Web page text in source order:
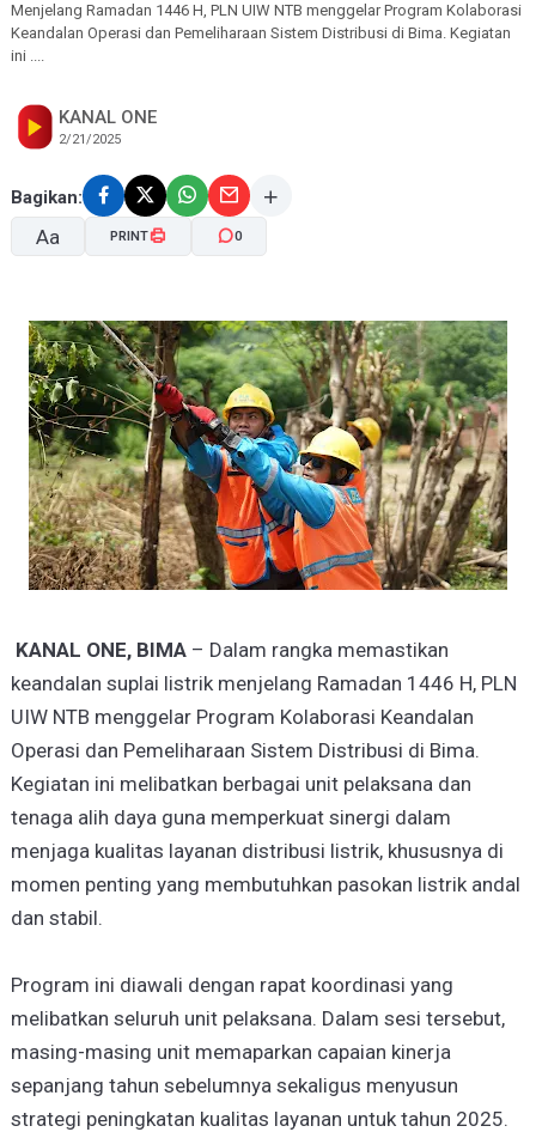
Menjelang Ramadan 1446 H, PLN UIW NTB menggelar Program Kolaborasi
Keandalan Operasi dan Pemeliharaan Sistem Distribusi di Bima. Kegiatan
ini ....
KANAL ONE
2/21/2025
Bagikan:
Aa
A- A+
PRINT 0
KANAL ONE, BIMA– Dalam rangka memastikan
keandalan suplai listrik menjelang Ramadan 1446 H, PLN
UIW NTB menggelar Program Kolaborasi Keandalan
Operasi dan Pemeliharaan Sistem Distribusi di Bima.
Kegiatan ini melibatkan berbagai unit pelaksana dan
tenaga alih daya guna memperkuat sinergi dalam
menjaga kualitas layanan distribusi listrik, khususnya di
momen penting yang membutuhkan pasokan listrik andal
dan stabil.
Program ini diawali dengan rapat koordinasi yang
melibatkan seluruh unit pelaksana. Dalam sesi tersebut,
masing-masing unit memaparkan capaian kinerja
sepanjang tahun sebelumnya sekaligus menyusun
strategi peningkatan kualitas layanan untuk tahun 2025.